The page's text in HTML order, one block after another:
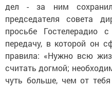
дел - за ним
председателя совета
просьбе Гостелерадио
передачу, в которой он
правила: «Нужно всю
считать догмой;
чуть больше, чем от